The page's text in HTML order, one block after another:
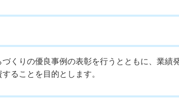
くりの優良事例の表彰を行うとともに、業
ることを目的とします。